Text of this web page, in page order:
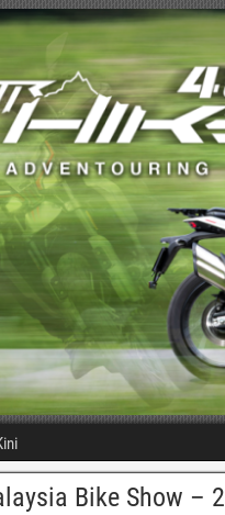
Bike Show – 2